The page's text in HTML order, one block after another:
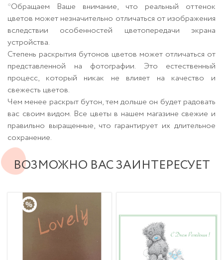
*Обращаем Ваше внимание, что реальный оттенок
цветов может незначительно отличаться от изображения
вследствии особенностей цветопередачи экрана
устройства.
Степень раскрытия бутонов цветов может отличаться от
представленной на фотографии. Это естественный
процесс, который никак не влияет на качество и
свежесть цветов.
Чем менее раскрыт бутон, тем дольше он будет радовать
вас своим видом. Все цветы в нашем магазине свежие и
правильно выращенные, что гарантирует их длительное
сохранение.
ВОЗМОЖНО ВАС ЗАИНТЕРЕСУЕТ